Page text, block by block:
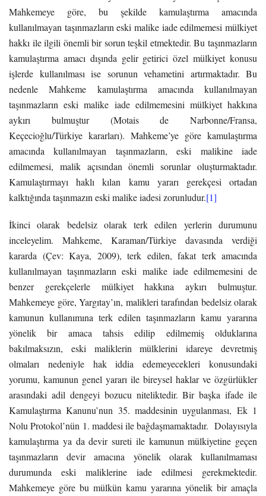
Mahkemeye göre, bu şekilde kamulaştırma amacında
kullanılmayan taşınmazların eski malike iade edilmemesi mülkiyet
hakkı ile ilgili önemli bir sorun teşkil etmektedir. Bu taşınmazların
kamulaştırma amacı dışında gelir getirici özel mülkiyet konusu
işlerde kullanılması ise sorunun vehametini artırmaktadır. Bu
nedenle Mahkeme kamulaştırma amacında kullanılmayan
taşınmazların eski malike iade edilmemesini mülkiyet hakkına
aykırı bulmuştur (Motais de Narbonne/Fransa,
Keçecioğlu/Türkiye kararları). Mahkeme’ye göre kamulaştırma
amacında kullanılmayan taşınmazların, eski malikine iade
edilmemesi, malik açısından önemli sorunlar oluşturmaktadır.
Kamulaştırmayı haklı kılan kamu yararı gerekçesi ortadan
kalktığında taşınmazın eski malike iadesi zorunludur.[1]
İkinci olarak bedelsiz olarak terk edilen yerlerin durumunu
inceleyelim. Mahkeme, Karaman/Türkiye davasında verdiği
kararda (Çev: Kaya, 2009), terk edilen, fakat terk amacında
kullanılmayan taşınmazların eski malike iade edilmemesini de
benzer gerekçelerle mülkiyet hakkına aykırı bulmuştur.
Mahkemeye göre, Yargıtay’ın, malikleri tarafından bedelsiz olarak
kamunun kullanımına terk edilen taşınmazların kamu yararına
yönelik bir amaca tahsis edilip edilmemiş olduklarına
bakılmaksızın, eski maliklerin mülklerini idareye devretmiş
olmaları nedeniyle hak iddia edemeyecekleri konusundaki
yorumu, kamunun genel yararı ile bireysel haklar ve özgürlükler
arasındaki adil dengeyi bozucu niteliktedir. Bir başka ifade ile
Kamulaştırma Kanunu’nun 35. maddesinin uygulanması, Ek 1
Nolu Protokol’nün 1. maddesi ile bağdaşmamaktadır. Dolayısıyla
kamulaştırma ya da devir sureti ile kamunun mülkiyetine geçen
taşınmazların devir amacına yönelik olarak kullanılmaması
durumunda eski maliklerine iade edilmesi gerekmektedir.
Mahkemeye göre bu mülkün kamu yararına yönelik bir amaçla